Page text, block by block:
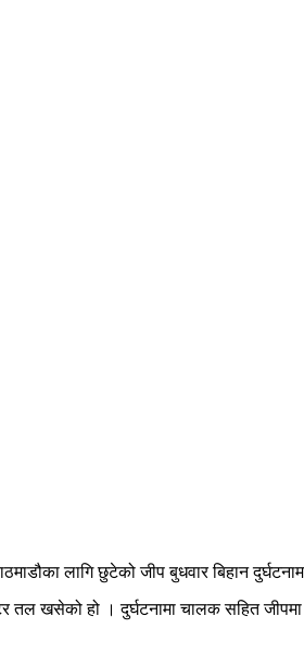
लागि छुटेको जीप बुधवार बिहान
तल खसेको हो । दुर्घटनामा चालक सहित